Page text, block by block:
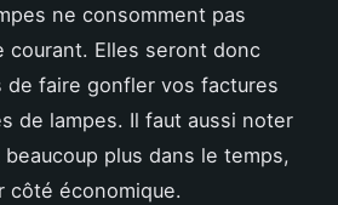
ne consomment pas
courant. Elles seront donc
de faire gonfler vos factures
de lampes. Il faut aussi noter
plus dans le temps,
côté économique.